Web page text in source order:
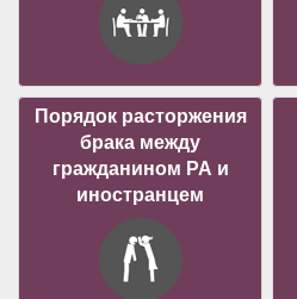
Порядок расторжения
брака между
гражданином РА и
иностранцем